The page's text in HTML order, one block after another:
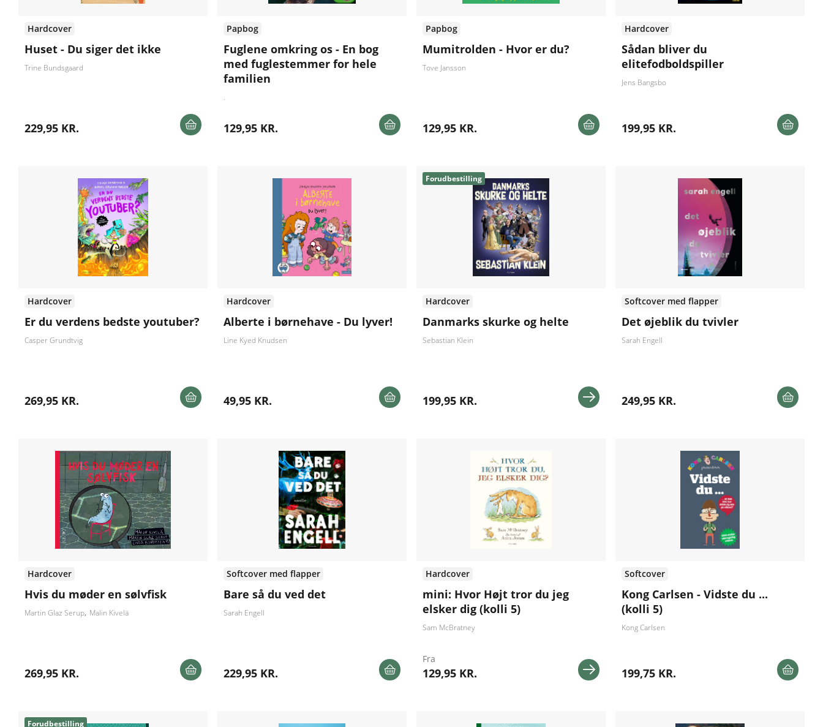
Hardcover
Huset - Du siger det ikke
Trine Bundsgaard
229,95 KR.
Papbog
Fuglene omkring os - En bog
med fuglestemmer for hele
familien
.
129,95 KR.
Papbog
Mumitrolden - Hvor er du?
Tove Jansson
129,95 KR.
Hardcover
Sådan bliver du
elitefodboldspiller
Jens Bangsbo
199,95 KR.
Hardcover
Er du verdens bedste youtuber?
Casper Grundtvig
269,95 KR.
Hardcover
Alberte i børnehave - Du lyver!
Line Kyed Knudsen
49,95 KR.
Hardcover
Danmarks skurke og helte
Sebastian Klein
199,95 KR.
Forudbestilling
Softcover med flapper
Det øjeblik du tvivler
Sarah Engell
249,95 KR.
Hardcover
Hvis du møder en sølvfisk
Martin Glaz Serup Malin Kivelä
269,95 KR.
Softcover med flapper
Bare så du ved det
Sarah Engell
229,95 KR.
Hardcover
mini: Hvor Højt tror du jeg
elsker dig (kolli 5)
Sam McBratney
Fra
129,95 KR.
Softcover
Kong Carlsen - Vidste du ...
(kolli 5)
Kong Carlsen
199,75 KR.
Forudbestilling